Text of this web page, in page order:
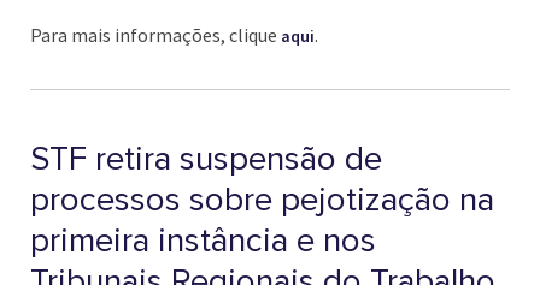
Para mais informações, clique aqui.
STF retira suspensão de
processos sobre pejotização na
primeira instância e nos